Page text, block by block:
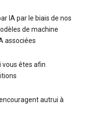
IA par le biais de nos
de machine
associées
vous êtes afin
autrui à